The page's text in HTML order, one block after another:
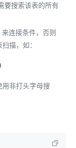
要搜索该表的所有
连接条件，否则
描，如：
非打头字母搜